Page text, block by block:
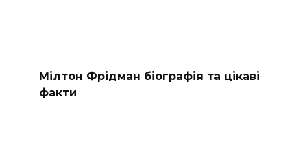
Мілтон Фрідман біографія та цікаві
факти